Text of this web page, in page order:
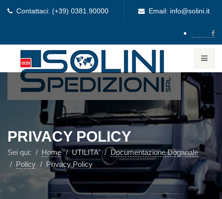
Contattaci: (+39) 0381.90000 Email: info@solini.it
PRIVACY POLICY
Sei qui: Home UTILITA'
Documentazione Doganale
Policy
Privacy Policy